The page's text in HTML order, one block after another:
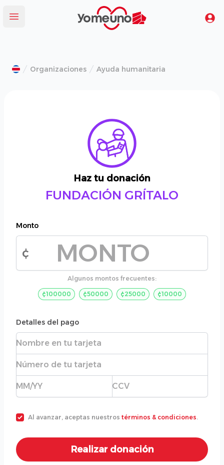
Abrir menú
Yomeuno.com
Organizaciones Ayuda humanitaria
Haz tu donación
FUNDACIÓN GRÍTALO
Monto
Monto de la donación
¢
Algunos montos frecuentes:
¢100000 ¢50000 ¢25000 ¢10000
Detalles del pago
Nombre completo
Número de tarjeta
Fecha de expiración CVC
Al avanzar, aceptas nuestros términos & condiciones.